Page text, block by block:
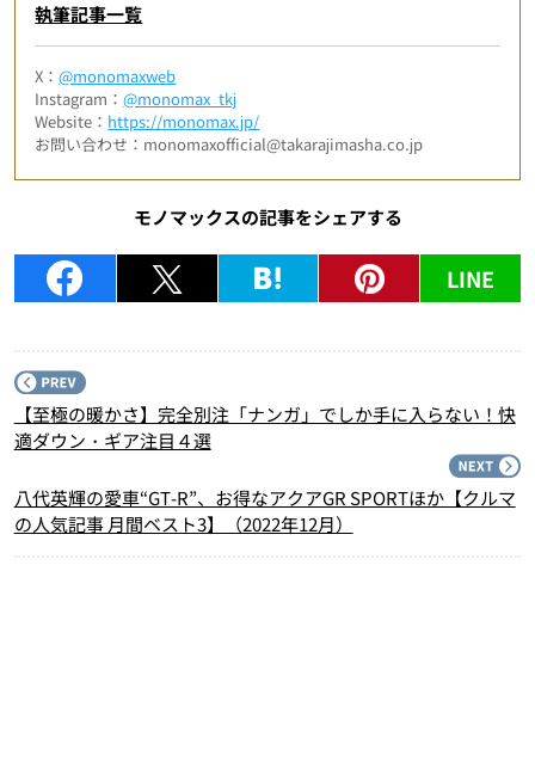
執筆記事一覧
X：@monomaxweb
Instagram：@monomax_tkj
Website： https://monomax.jp/
お問い合わせ：monomaxofficial@takarajimasha.co.jp
モノマックスの記事をシェアする
LINE
【至極の暖かさ】完全別注「ナンガ」でしか手に入らない！快
適ダウン・ギア注目４選
八代英輝の愛車“GT-R”、お得なアクアGR SPORTほか【クルマ
の人気記事 月間ベスト3】（2022年12月）